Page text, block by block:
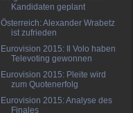
Kandidaten geplant
Österreich: Alexander Wrabetz
ist zufrieden
Eurovision 2015: Il Volo haben
Televoting gewonnen
Eurovision 2015: Pleite wird
zum Quotenerfolg
Eurovision 2015: Analyse des
Finales